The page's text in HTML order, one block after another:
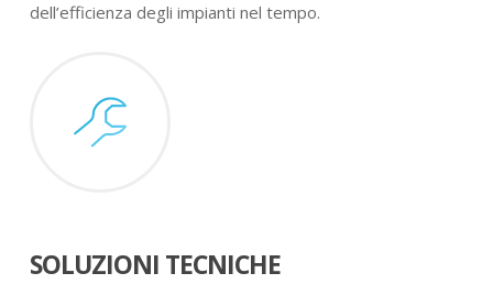
dell’efficienza degli impianti nel tempo.
SOLUZIONI TECNICHE